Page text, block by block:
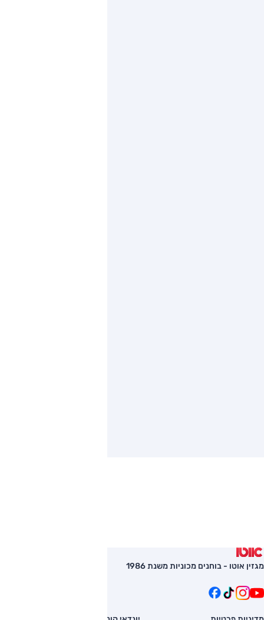
מגזין אוטו - בוחנים מכוניות משנת 1986